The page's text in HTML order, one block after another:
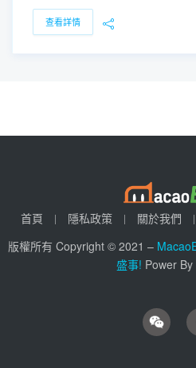
查看詳情
首頁 隱私政策 關於我們
版權所有 Copyright © 2021 –
盛事! Power By